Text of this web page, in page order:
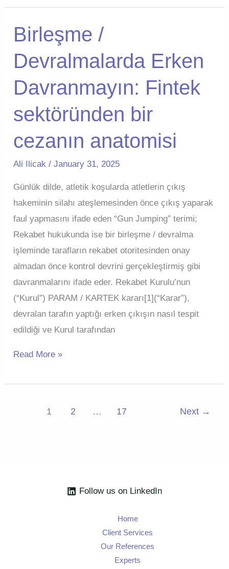
Yasası’nda
(DMA)
Yarışılabilirlik
ve
Rekabet
Açısından
Bir
Birleşme /
Devralmalarda Erken
Davranmayın: Fintek
sektöründen bir
cezanın anatomisi
Ali Ilicak/January 31, 2025
Günlük dilde, atletik koşularda atletlerin çıkış
hakeminin silahı ateşlemesinden önce çıkış yaparak
faul yapmasını ifade eden “Gun Jumping” terimi;
Rekabet hukukunda ise bir birleşme / devralma
işleminde tarafların rekabet otoritesinden onay
almadan önce kontrol devrini gerçekleştirmiş gibi
davranmalarını ifade eder. Rekabet Kurulu’nun
(“Kurul”) PARAM / KARTEK kararı[1](“Karar”),
devralan tarafın yaptığı erken çıkışın nasıl tespit
edildiği ve Kurul tarafından
Birleşme
Devralmalarda
Davranmayın:
Read More »
1 2 … 17 Next →
Follow us on LinkedIn
Home
Client Services
Our References
Experts